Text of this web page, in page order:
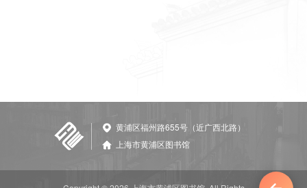
黄浦区福州路655号（近广西北路）
上海市黄浦区图书馆